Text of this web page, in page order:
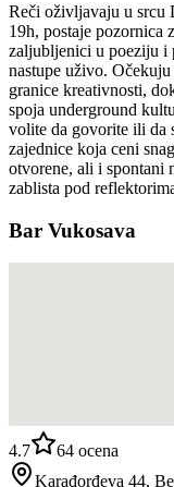
Reči oživljavaju u srcu
19h, postaje pozornica
zaljubljenici u poeziju i
nastupe uživo.
granice kreativnosti,
spoja underground
volite da govorite ili da
zajednice koja ceni
otvorene, ali i spontani
zablista pod
Bar Vukosava
4.7 64 ocena
Karađorđeva 44,